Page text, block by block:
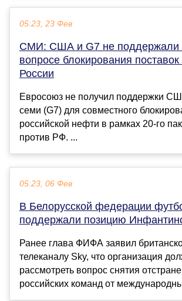
05:23, 23 Фев
СМИ: США и G7 не поддержали
вопросе блокирования
России
Евросоюз не получил поддержки
семи (G7) для совместного
российской нефти в рамках 20-го
против РФ. ...
05:23, 06 Фев
В Белорусской федерации
поддержали позицию
Ранее глава ФИФА заявил
телеканалу Sky, что организация
рассмотреть вопрос снятия
российских команд от